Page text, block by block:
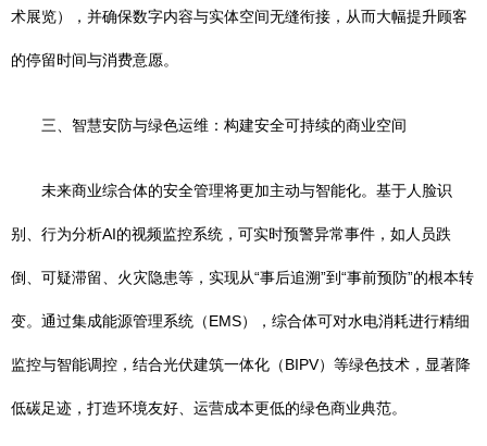
术展览），并确保数字内容与实体空间无缝衔接，从而大幅提升顾客
的停留时间与消费意愿。
三、智慧安防与绿色运维：构建安全可持续的商业空间
未来商业综合体的安全管理将更加主动与智能化。基于人脸识
别、行为分析AI的视频监控系统，可实时预警异常事件，如人员跌
倒、可疑滞留、火灾隐患等，实现从“事后追溯”到“事前预防”的根本转
变。通过集成能源管理系统（EMS），综合体可对水电消耗进行精细
监控与智能调控，结合光伏建筑一体化（BIPV）等绿色技术，显著降
低碳足迹，打造环境友好、运营成本更低的绿色商业典范。